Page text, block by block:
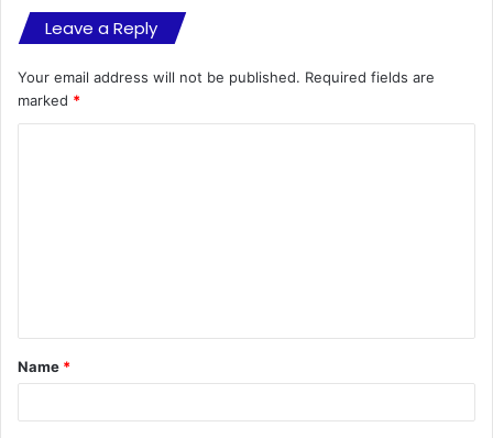
Leave a Reply
Your email address will not be published. Required fields are
marked *
t
*
Name *